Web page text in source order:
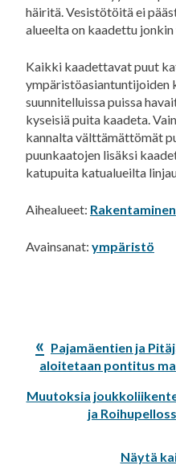
häiritä. Vesistötöitä ei
alueelta on kaadettu jonkin
Kaikki kaadettavat puut
ympäristöasiantuntijoiden
suunnitelluissa puissa
kyseisiä puita kaadeta.
kannalta välttämättömät
puunkaatojen lisäksi
katupuita katualueilta
Aihealueet: Rakentaminen
Avainsanat: ympäristö
Edellinen
artikkeli:
Pajamäentien ja
aloitetaan pontitus
Seuraava
Muutoksia
ja
Näytä